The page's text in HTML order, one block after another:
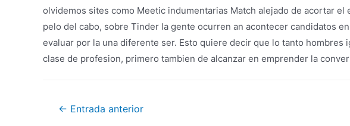
olvidemos sites como Meetic indumentarias Match alejado de acortar
pelo del cabo, sobre Tinder la gente ocurren an acontecer candidatos
evaluar por la una diferente ser. Esto quiere decir que lo tanto
clase de profesion, primero tambien de alcanzar en emprender la
← Entrada anterior